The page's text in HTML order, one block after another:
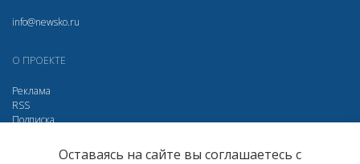
info@newsko.ru
О ПРОЕКТЕ
Реклама
RSS
Подписка
ОдноклассникиОставаясь на сайте вы соглашаетесь с